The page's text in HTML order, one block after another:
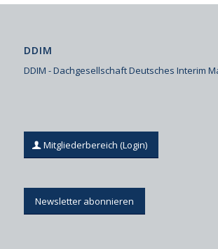
DDIM
DDIM - Dachgesellschaft Deutsches Interim
Mitgliederbereich (Login)
Newsletter abonnieren